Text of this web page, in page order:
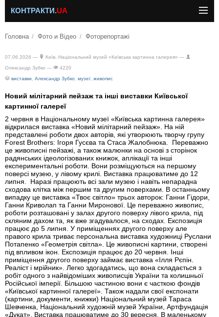
КОНТРАКТИ.UA
Головна Фото и Відео Фоторепортажі
07.06.2026 —
Київ, Національний музей «Київська картинна галерея» —
Олександр Зубко —
4220
виставки
Александр Зубко музеї живопис
Новий мілітарний пейзаж та інші виставки Київської
картинної галереї
2 червня в Національному музеї «Київська картинна галерея»
відкрилася виставка «Новий мілітарний пейзаж». На ній
представлені роботи двох авторів, які утворюють творчу групу
Forest Brothers: Ігоря Гусєва та Стаса Жалобнюка. Переважно
це живописні пейзажі, а також малюнки на основі з сторінок
радянських ідеологізованих книжок, аплікації та інші
експериментальні роботи. Вони розміщуються на першому
поверсі музею, у лівому крилі. Виставка працюватиме до 12
липня. Наразі працюють всі зали музею і навіть непарадна
сходова клітка між першим та другим поверхами. В останньому
випадку це виставка «Твоє світло» трьох авторок: Ганни Гідори,
Ганни Криволап та Ганни Миронової. Це переважно живопис,
роботи розташовані у залах другого поверху лівого крила, під
скляним дахом та, як вже згадувалося, на сходах. Експозиція
працює до 5 липня. У приміщеннях другого поверху але
правого крила триває персональна виставка художниці Руслани
Потапенко «Геометрія світла». Це живописні картини, створені
під впливом ікон. Експозиція працює до 20 червня. Інші
приміщення другого поверху займає виставка «Ілля Рєпін.
Реаліст і мрійник». Легко здогадатись, що вона складається з
робіт одного з найвідоміших живописців України та колишньої
Російської імперії. Більшою частиною вони є часткою фондів
«Київської картинної галереї». Також надали свої експонати
(картини, документи, книжки) Національний музей Тараса
Шевченка, Національний художній музей України, Артфундація
«Дукат». Виставка працюватиме до 30 вересня. В маленькому